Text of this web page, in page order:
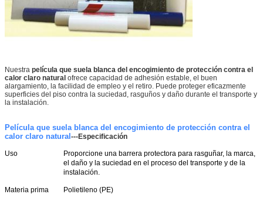
Nuestra película que suela blanca del encogimiento de protección contra el
calor claro natural ofrece capacidad de adhesión estable, el buen
alargamiento, la facilidad de empleo y el retiro. Puede proteger eficazmente
superficies del piso contra la suciedad, rasguños y daño durante el transporte y
la instalación.
Película que suela blanca del encogimiento de protección contra el
calor claro natural ---Especificación
Uso
Proporcione una barrera protectora para rasguñar, la marca,
el daño y la suciedad en el proceso del transporte y de la
instalación.
Materia prima Polietileno (PE)